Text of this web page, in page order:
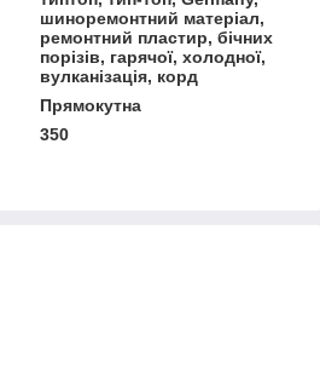
шиноремонтний матеріал,
ремонтний пластир, бічних
порізів, гарячої, холодної,
вулканізація, корд
Прямокутна
350